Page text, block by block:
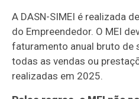
A DASN-SIMEI é realizada
do Empreendedor. O MEI
faturamento anual bruto de
todas as vendas ou
realizadas em 2025.